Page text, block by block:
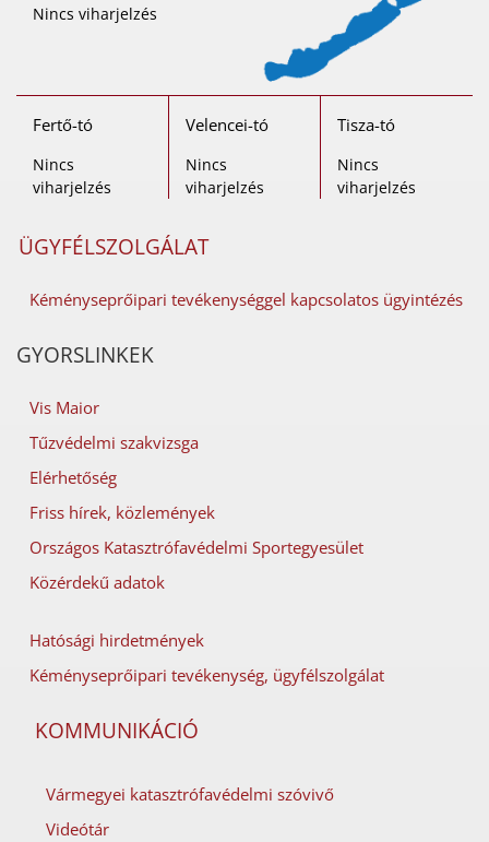
Nincs viharjelzés
Fertő-tó
Nincs
viharjelzés
Velencei-tó
Nincs
viharjelzés
Tisza-tó
Nincs
viharjelzés
ÜGYFÉLSZOLGÁLAT
Kéményseprőipari tevékenységgel kapcsolatos ügyintézés
GYORSLINKEK
Vis Maior
Tűzvédelmi szakvizsga
Elérhetőség
Friss hírek, közlemények
Országos Katasztrófavédelmi Sportegyesület
Közérdekű adatok
Hatósági hirdetmények
Kéményseprőipari tevékenység, ügyfélszolgálat
KOMMUNIKÁCIÓ
Vármegyei katasztrófavédelmi szóvivő
Videótár